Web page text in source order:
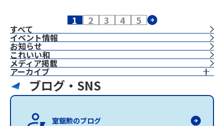
すべて
イベント情報
お知らせ
これいい和
⁨⁩メディア掲載
アーカイブ
1 2 3 4 5
ブログ・SNS
室舘勲のブログ